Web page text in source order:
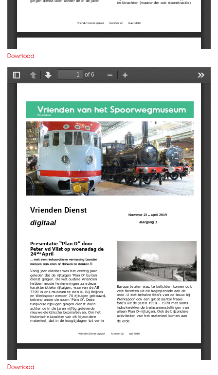
Download
Download